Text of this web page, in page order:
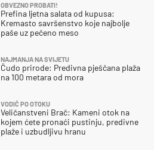
OBVEZNO PROBATI!
Prefina ljetna salata od kupusa:
Kremasto savršenstvo koje najbolje
paše uz pečeno meso
NAJMANJA NA SVIJETU
Čudo prirode: Predivna pješčana plaža
na 100 metara od mora
VODIČ PO OTOKU
Veličanstveni Brač: Kameni otok na
kojem ćete pronaći pustinju, predivne
plaže i uzbudljivu hranu